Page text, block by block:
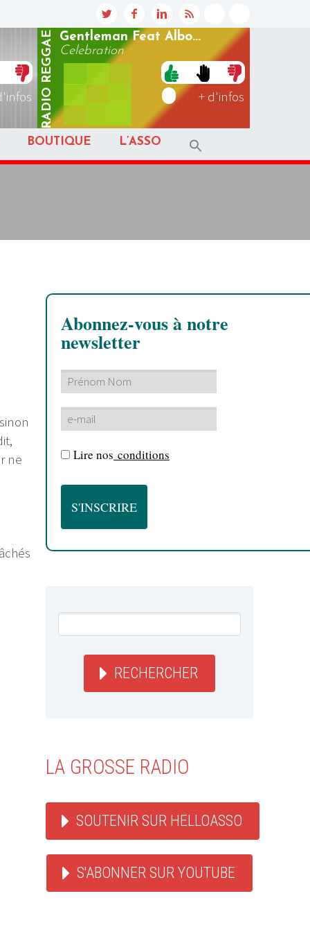
RADIO
REGGAE
Gentleman Feat Albo...
Celebration
+ d'infos
BOUTIQUE L’ASSO
ne
Abonnez-vous à notre
newsletter
Lire nos conditions
RECHERCHER
LA GROSSE RADIO
SOUTENIR SUR HELLOASSO
S'ABONNER SUR YOUTUBE